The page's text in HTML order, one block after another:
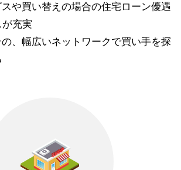
や買い替えの場合の住宅ローン優遇
充実
、幅広いネットワークで買い手を探